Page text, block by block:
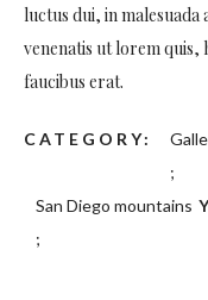
luctus dui, in malesuada
venenatis ut lorem quis,
faucibus erat.
CATEGORY
San Diego mountains